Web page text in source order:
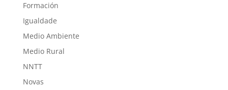
Formación
Igualdade
Medio Ambiente
Medio Rural
NNTT
Novas